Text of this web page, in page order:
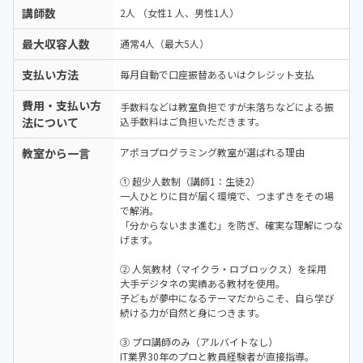
講師数 2人 （女性1 人、男性1人）
最大収容人数 通常4人（最大5人）
支払い方法 毎月自動で口座振替あるいはクレジット支払
費用・支払い方
法について
手数料などは教室負担ですが未落ちなどによる振
込手数料はご負担いただきます。
教室から一言 アポヨプログラミング教室が選ばれる理由
① 超少人数制（講師1：生徒2）
一人ひとりに目が届く環境で、つまずきをその場
で解消。
「分からないまま進む」を防ぎ、確実な理解につな
げます。
② 人気教材（マイクラ・ロブロックス）を採用
大手デジタネの実績ある教材を使用。
子どもが夢中になるテーマだからこそ、自ら学び
続ける力が自然と身につきます。
③ プロ講師のみ（アルバイトなし）
IT業界30年のプロと教員経験者が直接指導。